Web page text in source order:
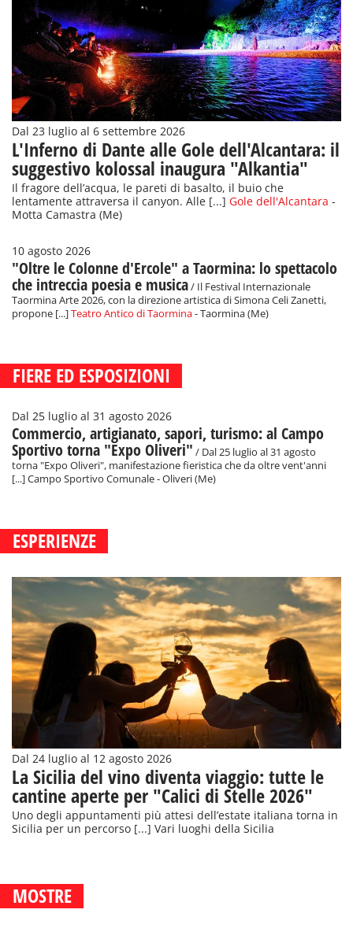
Dal 23 luglio al 6 settembre 2026
L'Inferno di Dante alle Gole dell'Alcantara: il
suggestivo kolossal inaugura "Alkantia"
Il fragore dell’acqua, le pareti di basalto, il buio che
lentamente attraversa il canyon. Alle [...] Gole dell'Alcantara -
Motta Camastra (Me)
10 agosto 2026
"Oltre le Colonne d'Ercole" a Taormina: lo spettacolo
che intreccia poesia e musica/ Il Festival Internazionale
Taormina Arte 2026, con la direzione artistica di Simona Celi Zanetti,
propone [...]Teatro Antico di Taormina- Taormina (Me)
FIERE ED ESPOSIZIONI
Dal 25 luglio al 31 agosto 2026
Commercio, artigianato, sapori, turismo: al Campo
Sportivo torna "Expo Oliveri" / Dal 25 luglio al 31 agosto
torna "Expo Oliveri", manifestazione fieristica che da oltre vent'anni
[...] Campo Sportivo Comunale - Oliveri (Me)
ESPERIENZE
Dal 24 luglio al 12 agosto 2026
La Sicilia del vino diventa viaggio: tutte le
cantine aperte per "Calici di Stelle 2026"
Uno degli appuntamenti più attesi dell’estate italiana torna in
Sicilia per un percorso [...] Vari luoghi della Sicilia
MOSTRE